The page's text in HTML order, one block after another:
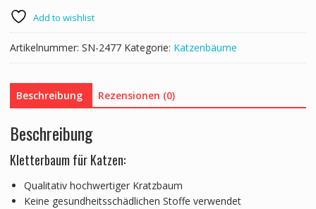
Pfoten
Menge
Add to wishlist
Artikelnummer: SN-2477 Kategorie: Katzenbäume
Beschreibung Rezensionen (0)
Beschreibung
Kletterbaum für Katzen:
Qualitativ hochwertiger Kratzbaum
Keine gesundheitsschädlichen Stoffe verwendet